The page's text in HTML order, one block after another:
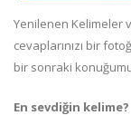
Yenilenen Kelimeler
cevaplarınızı bir
bir sonraki
En sevdiğin kelime?